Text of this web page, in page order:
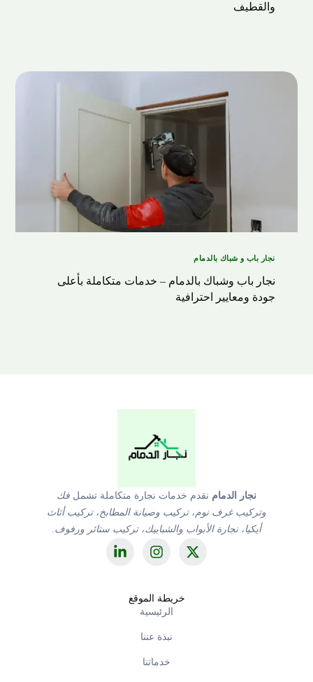
والقطيف
نجار باب و شباك بالدمام
نجار باب وشباك بالدمام – خدمات متكاملة بأعلى
جودة ومعايير احترافية
نجار الدمام نقدم خدمات نجارة متكاملة تشمل فك
وتركيب غرف نوم، تركيب وصيانة المطابخ، تركيب أثاث
أيكيا، نجارة الأبواب والشبابيك، تركيب ستائر ورفوف.
خريطة الموقع
الرئيسية
نبذة عننا
خدماتنا